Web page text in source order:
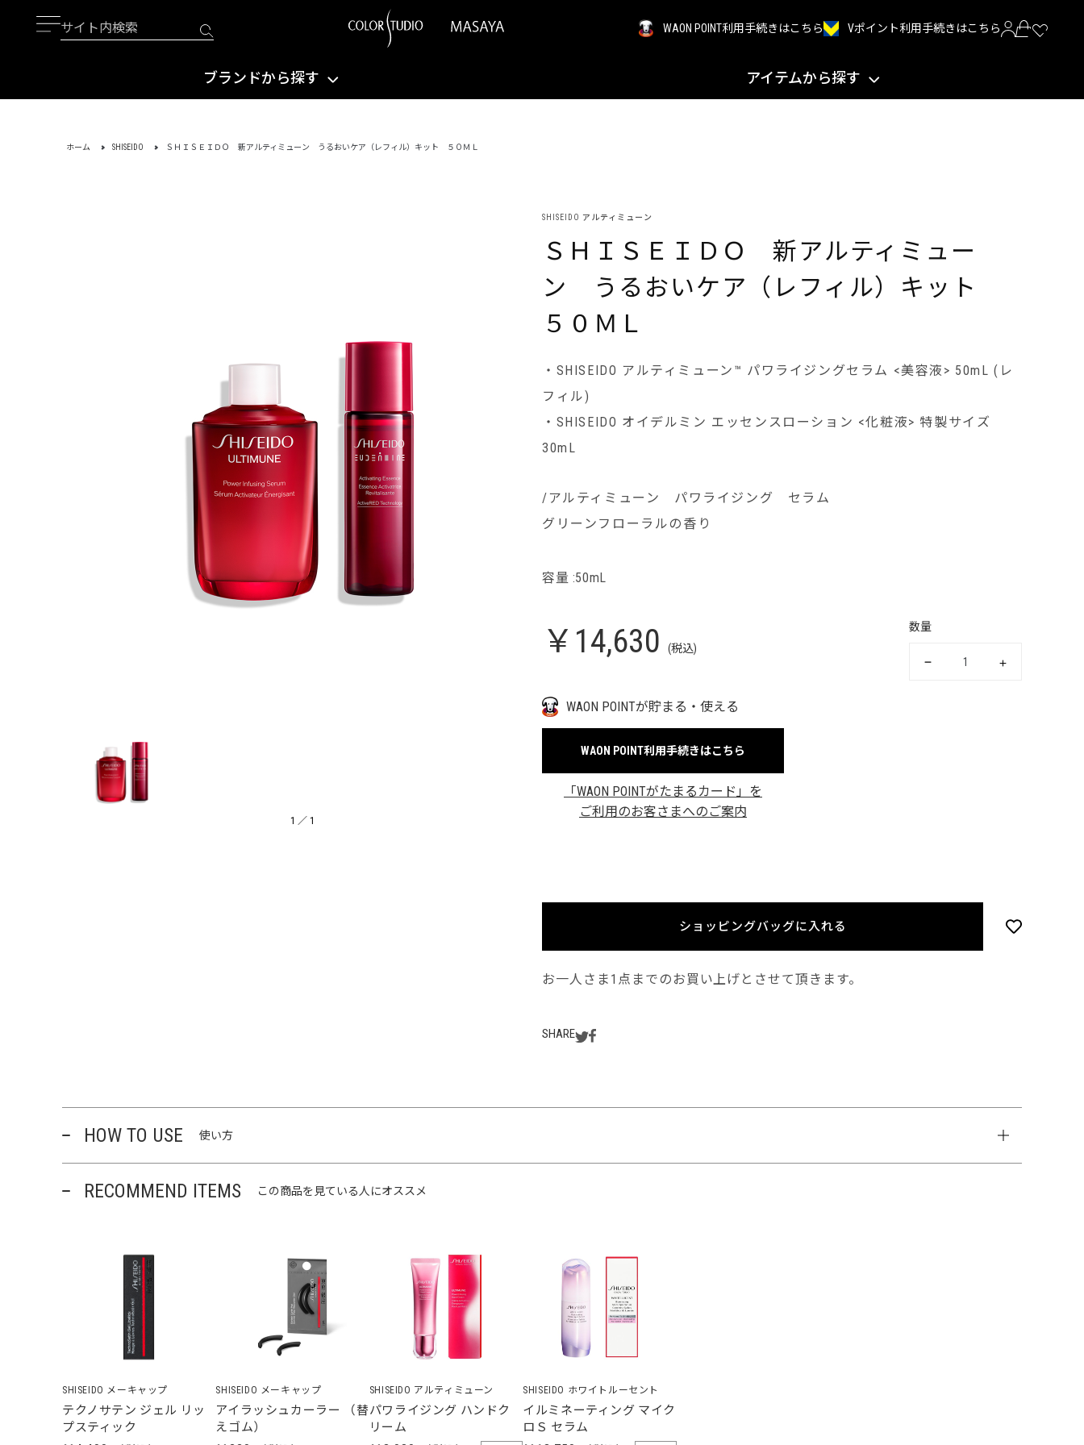
WAON POINT利用手続きはこちら Vポイント利用手続きはこちら
ブランドから探す アイテムから探す
ホーム SHISEIDO ＳＨＩＳＥＩＤＯ 新アルティミューン うるおいケア（レフィル）キット ５０ＭＬ
1 ／ 1
SHISEIDO アルティミューン
ＳＨＩＳＥＩＤＯ 新アルティミュー
ン うるおいケア（レフィル）キット
５０ＭＬ
・SHISEIDO アルティミューン™ パワライジングセラム <美容液> 50mL (レ
フィル)
・SHISEIDO オイデルミン エッセンスローション <化粧液> 特製サイズ
30mL
/アルティミューン パワライジング セラム
グリーンフローラルの香り
容量 :50mL
￥14,630 (税込)
数量
WAON POINTが貯まる・使える
WAON POINT利用手続きはこちら
「WAON POINTがたまるカード」を
ご利用のお客さまへのご案内
ショッピングバッグに入れる
お一人さま1点までのお買い上げとさせて頂きます。
SHARE
HOW TO USE 使い方
RECOMMEND ITEMS この商品を見ている人にオススメ
SHISEIDO メーキャップ
テクノサテン ジェル リッ
プスティック
SHISEIDO メーキャップ
アイラッシュカーラー （替
えゴム）
SHISEIDO アルティミューン
パワライジング ハンドク
リーム
SHISEIDO ホワイトルーセント
イルミネーティング マイク
ロＳ セラム